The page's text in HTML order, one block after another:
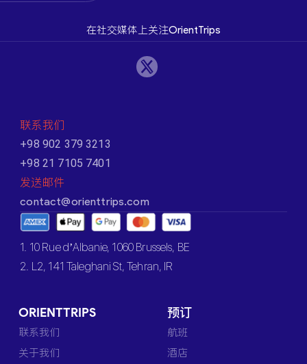
在社交媒体上关注OrientTrips
联系我们
+98 902 379 3213
+98 21 7105 7401
发送邮件
contact@orienttrips.com
1. 10 Rue d’Albanie, 1060 Brussels, BE
2. L2, 141 Taleghani St, Tehran, IR
ORIENTTRIPS
联系我们
关于我们
预订
航班
酒店